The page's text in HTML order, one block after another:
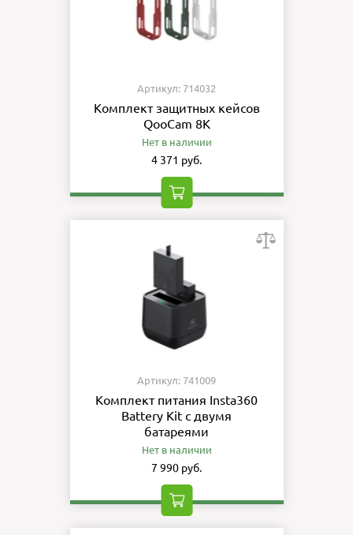
Артикул: 714032
Комплект защитных кейсов
QooCam 8K
Нет в наличии
4 371 руб.
Артикул: 741009
Комплект питания Insta360
Battery Kit с двумя
батареями
Нет в наличии
7 990 руб.